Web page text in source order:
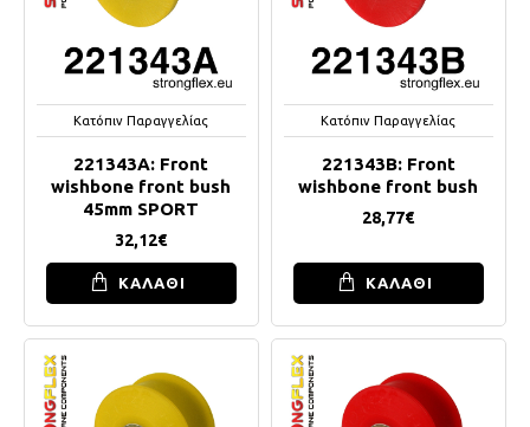
Κατόπιν Παραγγελίας
221343A: Front
wishbone front bush
45mm SPORT
32,12€
ΚΑΛΑΘΙ
Κατόπιν Παραγγελίας
221343B: Front
wishbone front bush
28,77€
ΚΑΛΑΘΙ